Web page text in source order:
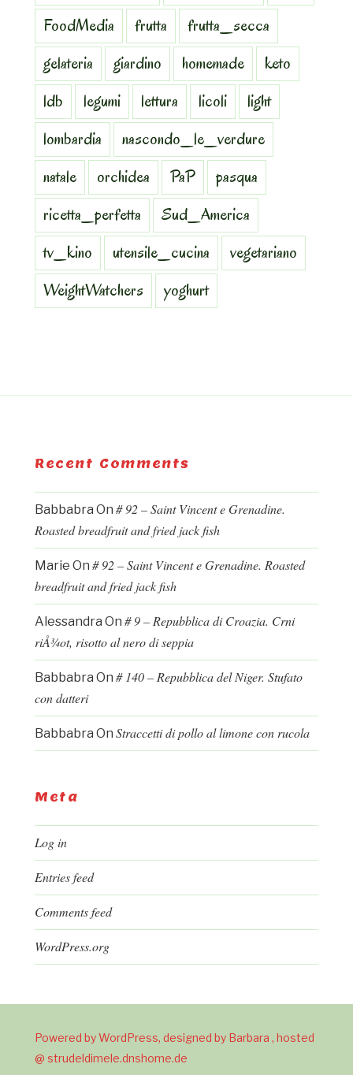
FoodMedia
frutta
frutta_secca
gelateria
giardino homemade
keto
ldb
legumi lettura licoli
light
lombardia
nascondo_le_verdure
natale
orchidea PaP
pasqua
ricetta_perfetta
Sud_America
tv_kino
utensile_cucina
vegetariano
WeightWatchers
yoghurt
Recent Comments
Babbabra On # 92 – Saint Vincent e Grenadine.
Roasted breadfruit and fried jack fish
Marie On # 92 – Saint Vincent e Grenadine. Roasted
breadfruit and fried jack fish
Alessandra On # 9 – Repubblica di Croazia. Crni
riÅ¾ot, risotto al nero di seppia
Babbabra On # 140 – Repubblica del Niger. Stufato
con datteri
Babbabra On Straccetti di pollo al limone con rucola
Meta
Log in
Entries feed
Comments feed
WordPress.org
Powered by WordPress, designed by Barbara , hosted
@ strudeldimele.dnshome.de